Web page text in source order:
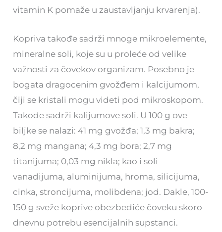
vitamin K pomaže u zaustavljanju krvarenja).
Kopriva takođe sadrži mnoge mikroelemente,
mineralne soli, koje su u proleće od velike
važnosti za čovekov organizam. Posebno je
bogata dragocenim gvožđem i kalcijumom,
čiji se kristali mogu videti pod mikroskopom.
Takođe sadrži kalijumove soli. U 100 g ove
biljke se nalazi: 41 mg gvožđa; 1,3 mg bakra;
8,2 mg mangana; 4,3 mg bora; 2,7 mg
titanijuma; 0,03 mg nikla; kao i soli
vanadijuma, aluminijuma, hroma, silicijuma,
cinka, stroncijuma, molibdena; jod. Dakle, 100-
150 g sveže koprive obezbediće čoveku skoro
dnevnu potrebu esencijalnih supstanci.